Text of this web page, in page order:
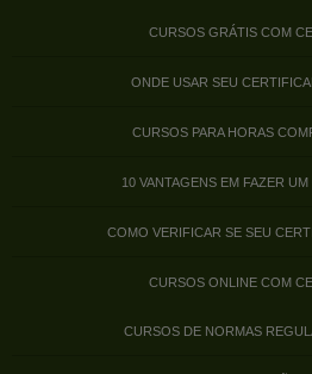
CURSOS GRÁTIS COM
ONDE USAR SEU
CURSOS PARA HORAS
10 VANTAGENS EM FAZER
COMO VERIFICAR SE SEU
CURSOS ONLINE COM
CURSOS DE NORMAS